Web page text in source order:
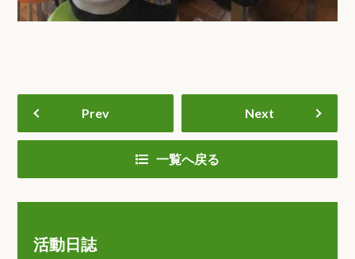
Prev Next
一覧へ戻る
活動日誌